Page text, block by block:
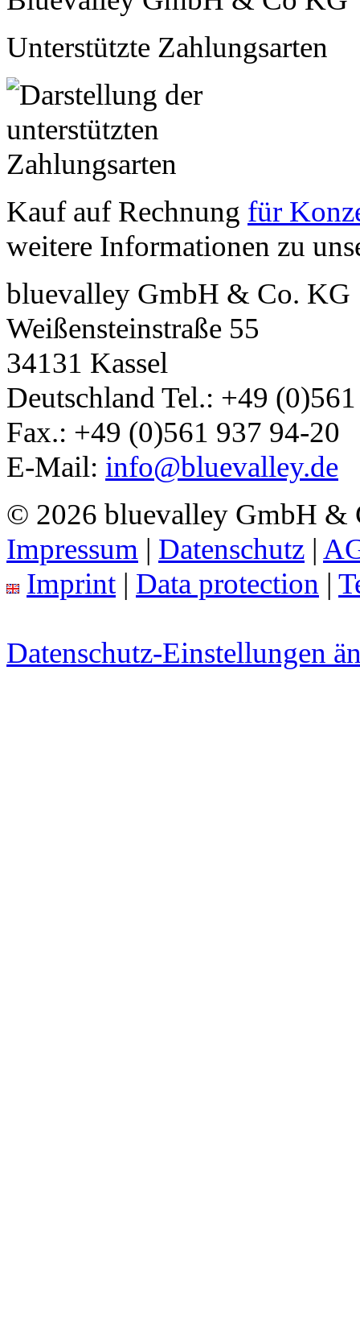
Unterstützte Zahlungsarten
Kauf auf Rechnung für
weitere Informationen zu
bluevalley GmbH & Co. KG
Weißensteinstraße 55
34131 Kassel
Deutschland Tel.: +49
Fax.: +49 (0)561 937 94-20
E-Mail: info@bluevalley.de
© 2026 bluevalley GmbH &
Impressum | Datenschutz |
Imprint | Data protection |
Datenschutz-Einstellungen